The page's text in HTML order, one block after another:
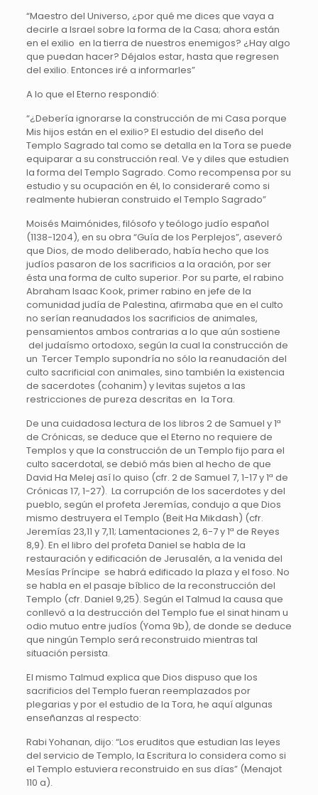
“Maestro del Universo, ¿por qué me dices que vaya a
decirle a Israel sobre la forma de la Casa; ahora están
en el exilio en la tierra de nuestros enemigos? ¿Hay algo
que puedan hacer? Déjalos estar, hasta que regresen
del exilio. Entonces iré a informarles”
A lo que el Eterno respondió:
“¿Debería ignorarse la construcción de mi Casa porque
Mis hijos están en el exilio? El estudio del diseño del
Templo Sagrado tal como se detalla en la Tora se puede
equiparar a su construcción real. Ve y diles que estudien
la forma del Templo Sagrado. Como recompensa por su
estudio y su ocupación en él, lo consideraré como si
realmente hubieran construido el Templo Sagrado”
Moisés Maimónides, filósofo y teólogo judío español
(1138-1204), en su obra “Guía de los Perplejos”, aseveró
que Dios, de modo deliberado, había hecho que los
judíos pasaron de los sacrificios a la oración, por ser
ésta una forma de culto superior. Por su parte, el rabino
Abraham Isaac Kook, primer rabino en jefe de la
comunidad judía de Palestina, afirmaba que en el culto
no serían reanudados los sacrificios de animales,
pensamientos ambos contrarias a lo que aún sostiene
del judaísmo ortodoxo, según la cual la construcción de
un Tercer Templo supondría no sólo la reanudación del
culto sacrificial con animales, sino también la existencia
de sacerdotes (cohanim) y levitas sujetos a las
restricciones de pureza descritas en la Tora.
De una cuidadosa lectura de los libros 2 de Samuel y 1ª
de Crónicas, se deduce que el Eterno no requiere de
Templos y que la construcción de un Templo fijo para el
culto sacerdotal, se debió más bien al hecho de que
David Ha Melej así lo quiso (cfr. 2 de Samuel 7, 1-17 y 1ª de
Crónicas 17, 1-27). La corrupción de los sacerdotes y del
pueblo, según el profeta Jeremías, condujo a que Dios
mismo destruyera el Templo (Beit Ha Mikdash) (cfr.
Jeremías 23,11 y 7,11; Lamentaciones 2, 6-7 y 1ª de Reyes
8,9). En el libro del profeta Daniel se habla de la
restauración y edificación de Jerusalén, a la venida del
Mesías Príncipe se habrá edificado la plaza y el foso. No
se habla en el pasaje bíblico de la reconstrucción del
Templo (cfr. Daniel 9,25). Según el Talmud la causa que
conllevó a la destrucción del Templo fue el sinat hinam u
odio mutuo entre judíos (Yoma 9b), de donde se deduce
que ningún Templo será reconstruido mientras tal
situación persista.
El mismo Talmud explica que Dios dispuso que los
sacrificios del Templo fueran reemplazados por
plegarias y por el estudio de la Tora, he aquí algunas
enseñanzas al respecto:
Rabi Yohanan, dijo: “Los eruditos que estudian las leyes
del servicio de Templo, la Escritura lo considera como si
el Templo estuviera reconstruido en sus días” (Menajot
110 a).